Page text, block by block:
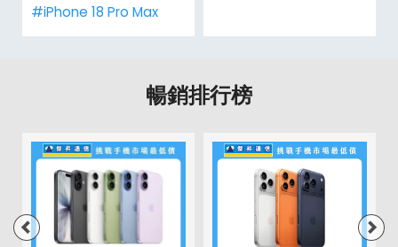
#iPhone 18 Pro Max
暢銷排行榜